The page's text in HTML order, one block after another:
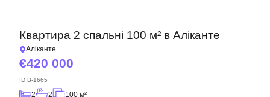
Квартира 2 спальні 100 м² в Аліканте
Аліканте
420 000
ID B-1665
2 2 100 м²